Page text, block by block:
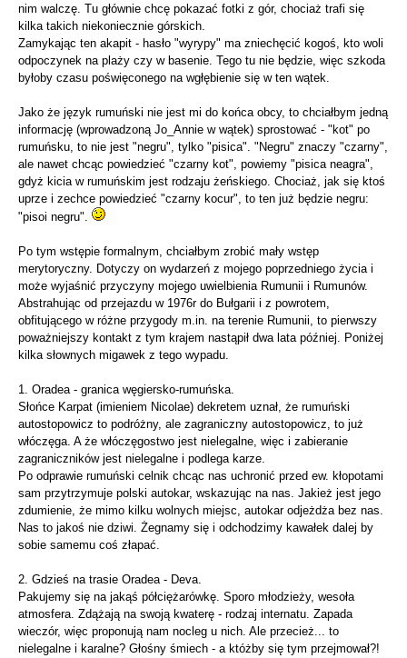
nim walczę. Tu głównie chcę pokazać fotki z gór, chociaż trafi się
kilka takich niekoniecznie górskich.
Zamykając ten akapit - hasło "wyrypy" ma zniechęcić kogoś, kto woli
odpoczynek na plaży czy w basenie. Tego tu nie będzie, więc szkoda
byłoby czasu poświęconego na wgłębienie się w ten wątek.
Jako że język rumuński nie jest mi do końca obcy, to chciałbym jedną
informację (wprowadzoną Jo_Annie w wątek) sprostować - "kot" po
rumuńsku, to nie jest "negru", tylko "pisica". "Negru" znaczy "czarny",
ale nawet chcąc powiedzieć "czarny kot", powiemy "pisica neagra",
gdyż kicia w rumuńskim jest rodzaju żeńskiego. Chociaż, jak się ktoś
uprze i zechce powiedzieć "czarny kocur", to ten już będzie negru:
"pisoi negru".
Po tym wstępie formalnym, chciałbym zrobić mały wstęp
merytoryczny. Dotyczy on wydarzeń z mojego poprzedniego życia i
może wyjaśnić przyczyny mojego uwielbienia Rumunii i Rumunów.
Abstrahując od przejazdu w 1976r do Bułgarii i z powrotem,
obfitującego w różne przygody m.in. na terenie Rumunii, to pierwszy
poważniejszy kontakt z tym krajem nastąpił dwa lata później. Poniżej
kilka słownych migawek z tego wypadu.
1. Oradea - granica węgiersko-rumuńska.
Słońce Karpat (imieniem Nicolae) dekretem uznał, że rumuński
autostopowicz to podróżny, ale zagraniczny autostopowicz, to już
włóczęga. A że włóczęgostwo jest nielegalne, więc i zabieranie
zagraniczników jest nielegalne i podlega karze.
Po odprawie rumuński celnik chcąc nas uchronić przed ew. kłopotami
sam przytrzymuje polski autokar, wskazując na nas. Jakież jest jego
zdumienie, że mimo kilku wolnych miejsc, autokar odjeżdża bez nas.
Nas to jakoś nie dziwi. Żegnamy się i odchodzimy kawałek dalej by
sobie samemu coś złapać.
2. Gdzieś na trasie Oradea - Deva.
Pakujemy się na jakąś półciężarówkę. Sporo młodzieży, wesoła
atmosfera. Zdążają na swoją kwaterę - rodzaj internatu. Zapada
wieczór, więc proponują nam nocleg u nich. Ale przecież... to
nielegalne i karalne? Głośny śmiech - a któżby się tym przejmował?!